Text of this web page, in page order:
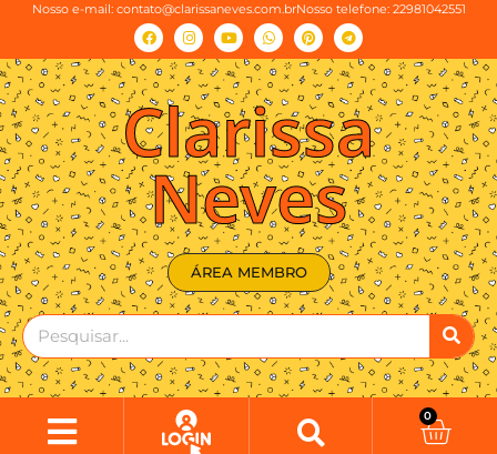
Nosso e-mail: contato@clarissaneves.com.brNosso telefone: 22981042551
Clarissa
Neves
ÁREA MEMBRO
0